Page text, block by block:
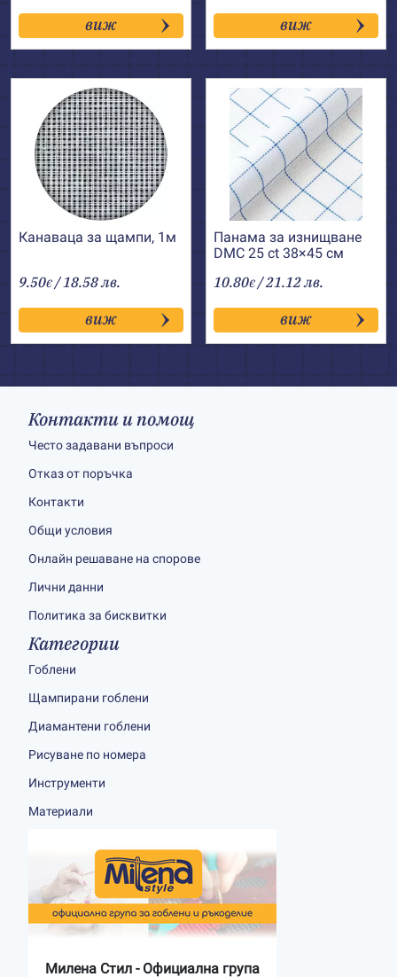
виж виж
Канаваца за щампи, 1м
9.50€ / 18.58 лв.
виж
Панама за изнищване
DMC 25 ct 38×45 см
10.80€ / 21.12 лв.
виж
Контакти и помощ
Често задавани въпроси
Отказ от поръчка
Контакти
Общи условия
Онлайн решаване на спорове
Лични данни
Политика за бисквитки
Категории
Гоблени
Щампирани гоблени
Диамантени гоблени
Рисуване по номера
Инструменти
Материали
Милена Стил - Официална група